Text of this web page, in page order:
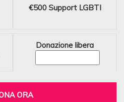
€500 Support LGBTI
Donazione libera
ORA